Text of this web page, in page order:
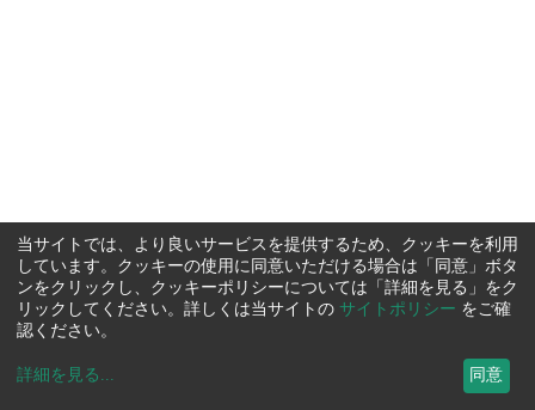
当サイトでは、より良いサービスを提供するため、クッキーを利用
しています。クッキーの使用に同意いただける場合は「同意」ボタ
ンをクリックし、クッキーポリシーについては「詳細を見る」をク
リックしてください。詳しくは当サイトの サイトポリシー をご確
認ください。
詳細を見る ... 同意